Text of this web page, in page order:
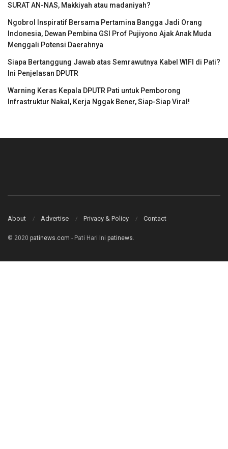
SURAT AN-NAS, Makkiyah atau madaniyah?
Ngobrol Inspiratif Bersama Pertamina Bangga Jadi Orang
Indonesia, Dewan Pembina GSI Prof Pujiyono Ajak Anak Muda
Menggali Potensi Daerahnya
Siapa Bertanggung Jawab atas Semrawutnya Kabel WIFI di Pati?
Ini Penjelasan DPUTR
Warning Keras Kepala DPUTR Pati untuk Pemborong
Infrastruktur Nakal, Kerja Nggak Bener, Siap-Siap Viral!
About Advertise Privacy & Policy Contact
© 2020 patinews.com - Pati Hari Ini patinews.